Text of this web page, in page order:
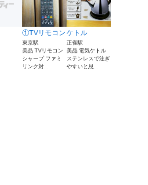
①TVリモコン
東京駅
美品 TVリモコン
シャープ ファミ
リンク対...
ケトル
正雀駅
美品 電気ケトル
ステンレスで注ぎ
やすいと思...